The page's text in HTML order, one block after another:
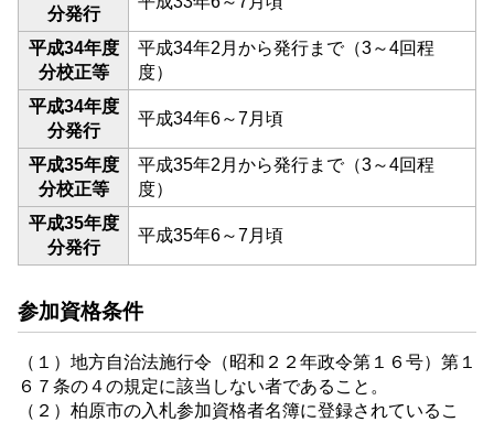
分発行
平成34年度
分校正等
平成34年2月から発行まで（3～4回程
度）
平成34年度
分発行
平成34年6～7月頃
平成35年度
分校正等
平成35年2月から発行まで（3～4回程
度）
平成35年度
分発行
平成35年6～7月頃
参加資格条件
（１）地方自治法施行令（昭和２２年政令第１６号）第１
６７条の４の規定に該当しない者であること。
（２）柏原市の入札参加資格者名簿に登録されているこ